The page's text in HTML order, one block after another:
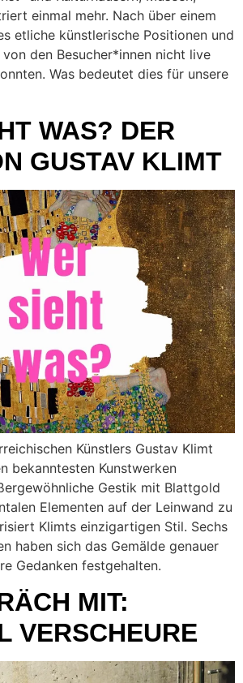
einmal mehr. Nach über einem
etliche künstlerische Positionen und
den Besucher*innen nicht live
Was bedeutet dies für unsere
WAS? DER
GUSTAV KLIMT
Künstlers Gustav Klimt
bekanntesten Kunstwerken
Gestik mit Blattgold
Elementen auf der Leinwand zu
Klimts einzigartigen Stil. Sechs
haben sich das Gemälde genauer
Gedanken festgehalten.
MIT:
VERSCHEURE